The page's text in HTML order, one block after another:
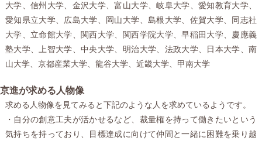
大学、信州大学、金沢大学、富山大学、岐阜大学、愛知教育大学、
愛知県立大学、広島大学、岡山大学、島根大学、佐賀大学、同志社
大学、立命館大学、関西大学、関西学院大学、早稲田大学、慶應義
塾大学、上智大学、中央大学、明治大学、法政大学、日本大学、南
山大学、京都産業大学、龍谷大学、近畿大学、甲南大学
京進が求める人物像
求める人物像を見てみると下記のような人を求めているようです。
・自分の創意工夫が活かせるなど、裁量権を持って働きたいという
気持ちを持っており、目標達成に向けて仲間と一緒に困難を乗り越